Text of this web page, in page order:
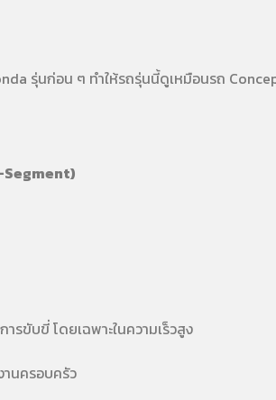
รุ่นก่อน ๆ ทำให้รถรุ่นนี้ดูเหมือนรถ
Segment)
รขับขี่ โดยเฉพาะในความเร็วสูง
านครอบครัว